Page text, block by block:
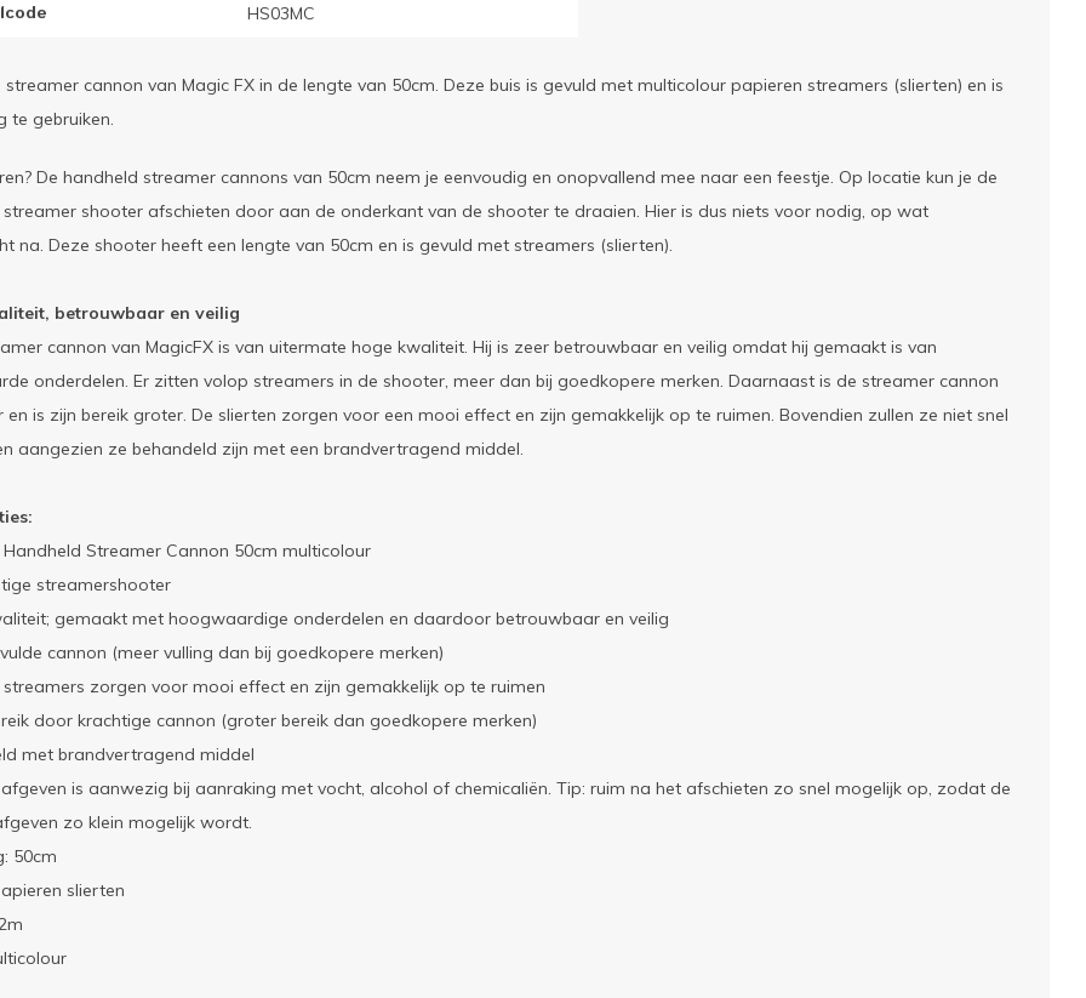
HS03MC
streamer cannon van Magic FX in de lengte van 50cm. Deze buis is gevuld met multicolour papieren streamers (slierten) en is
te gebruiken.
De handheld streamer cannons van 50cm neem je eenvoudig en onopvallend mee naar een feestje. Op locatie kun je de
shooter afschieten door aan de onderkant van de shooter te draaien. Hier is dus niets voor nodig, op wat
na. Deze shooter heeft een lengte van 50cm en is gevuld met streamers (slierten).
betrouwbaar en veilig
cannon van MagicFX is van uitermate hoge kwaliteit. Hij is zeer betrouwbaar en veilig omdat hij gemaakt is van
onderdelen. Er zitten volop streamers in de shooter, meer dan bij goedkopere merken. Daarnaast is de streamer cannon
en is zijn bereik groter. De slierten zorgen voor een mooi effect en zijn gemakkelijk op te ruimen. Bovendien zullen ze niet snel
aangezien ze behandeld zijn met een brandvertragend middel.
Handheld Streamer Cannon 50cm multicolour
streamershooter
gemaakt met hoogwaardige onderdelen en daardoor betrouwbaar en veilig
cannon (meer vulling dan bij goedkopere merken)
streamers zorgen voor mooi effect en zijn gemakkelijk op te ruimen
door krachtige cannon (groter bereik dan goedkopere merken)
met brandvertragend middel
is aanwezig bij aanraking met vocht, alcohol of chemicaliën. Tip: ruim na het afschieten zo snel mogelijk op, zodat de
zo klein mogelijk wordt.
50cm
slierten